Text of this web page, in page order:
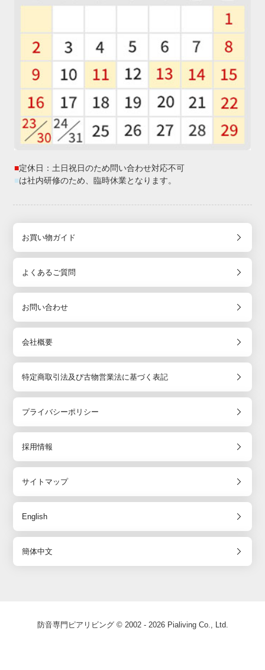
■定休日：土日祝日のため問い合わせ対応不可
■は社内研修のため、臨時休業となります。
お買い物ガイド
よくあるご質問
お問い合わせ
会社概要
特定商取引法及び古物営業法に基づく表記
プライバシーポリシー
採用情報
サイトマップ
English
簡体中文
防音専門ピアリビング © 2002 - 2026 Pialiving Co., Ltd.